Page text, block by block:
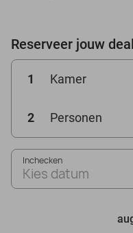
Reserveer jouw deal
1 Kamer
2 Personen
Inchecken
Kies datum